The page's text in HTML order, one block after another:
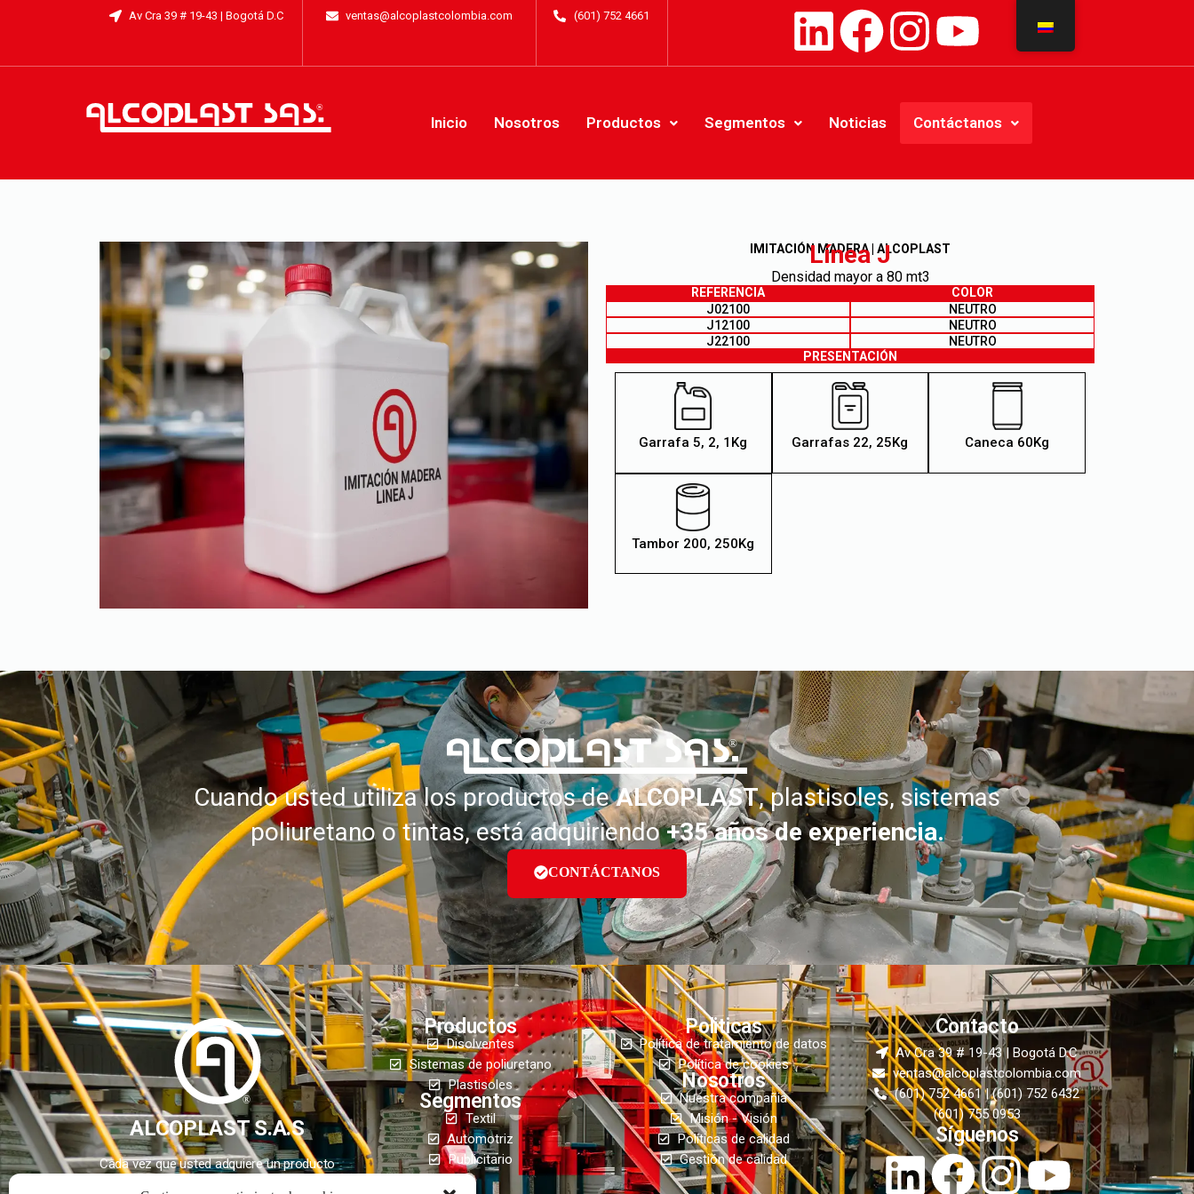
Av Cra 39 # 19-43 | Bogotá D.C ventas@alcoplastcolombia.com (601) 752 4661
®
Inicio Nosotros Productos Segmentos Noticias Contáctanos
IMITACIÓN MADERA | ALCOPLAST
Línea J
Densidad mayor a 80 mt3
REFERENCIA
COLOR
J02100
NEUTRO
J12100
NEUTRO
J22100
NEUTRO
PRESENTACIÓN
Garrafa 5, 2, 1Kg Garrafas 22, 25Kg Caneca 60Kg
Tambor 200, 250Kg
Cuando usted utiliza los productos deALCOPLAST, plastisoles, sistemas
poliuretano o tintas, está adquiriendo+35 años de experiencia.
CONTÁCTANOS
®
ALCOPLAST S.A.S
Cada vez que usted adquiere un producto
Productos
Disolventes
Sistemas de poliuretano
Plastisoles
Segmentos
Textil
Automotriz
Publicitario
Politicas
Política de tratamiento de datos
Política de cookies
Nosotros
Nuestra compañia
Misión - Visión
Políticas de calidad
Gestión de calidad
Contacto
Av Cra 39 # 19-43 | Bogotá D.C
ventas@alcoplastcolombia.com
(601) 752 4661 | (601) 752 6432
(601) 755 0953
Síguenos